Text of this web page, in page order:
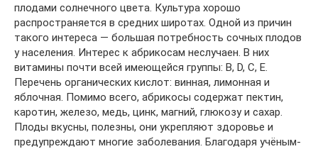
плодами солнечного цвета. Культура хорошо
распространяется в средних широтах. Одной из причин
такого интереса — большая потребность сочных плодов
у населения. Интерес к абрикосам неслучаен. В них
витамины почти всей имеющейся группы: В, D, С, Е.
Перечень органических кислот: винная, лимонная и
яблочная. Помимо всего, абрикосы содержат пектин,
каротин, железо, медь, цинк, магний, глюкозу и сахар.
Плоды вкусны, полезны, они укрепляют здоровье и
предупреждают многие заболевания. Благодаря учёным-